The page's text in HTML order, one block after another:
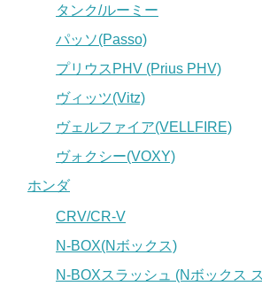
タンク/ルーミー
パッソ(Passo)
プリウスPHV (Prius PHV)
ヴィッツ(Vitz)
ヴェルファイア(VELLFIRE)
ヴォクシー(VOXY)
ホンダ
CRV/CR-V
N-BOX(Nボックス)
N-BOXスラッシュ (Nボックス